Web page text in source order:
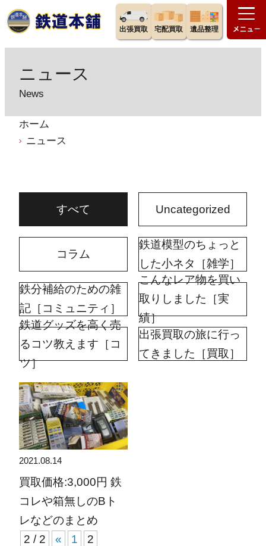
出張買取 宅配買取 遺品整理
ニュース
News
ホーム
ニュース
すべて Uncategorized
コラム
鉄道模型のちょっと
した小ネタ［雑学］
鉄分補給のための雑
記［コミュニティ］
こんなレア物を買い
取りしました［実
績］
鉄道グッズを高く売
るコツ教えます［コ
ツ］
出張買取の旅に行っ
てきました［買取］
2021.08.14
買取価格:3,000円 鉄
コレや箱無しのBト
レなどのまとめ
2 / 2
« 1 2